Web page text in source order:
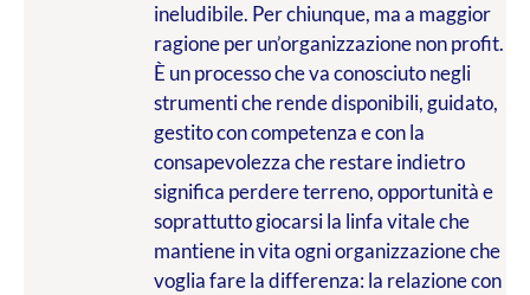
ineludibile. Per chiunque, ma a maggior
ragione per un’organizzazione non profit.
È un processo che va conosciuto negli
strumenti che rende disponibili, guidato,
gestito con competenza e con la
consapevolezza che restare indietro
significa perdere terreno, opportunità e
soprattutto giocarsi la linfa vitale che
mantiene in vita ogni organizzazione che
voglia fare la differenza: la relazione con